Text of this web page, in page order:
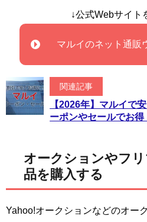
↓公式Webサイト
マルイのネット通販
関連記事
【2026年】マルイで
ーポンやセールでお得
オークションやフ
品を購入する
Yahoo!オークションなどのオー